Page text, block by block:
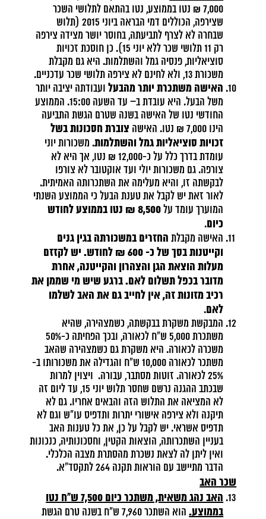
7,000 ₪ נטו בממוצע, נטו בהתאם לתלושי השכר
שצירפה, הכוללים דמי הבראה ביוני 2015 (תלוש
שבחרה לא לצרף לתביעתה, בחוסר יושר מצידה צירפה
רק 11 תלושי שכר ללא יוני 15). כן חוסכת זכויות
סוציאליות, פנסיה גמל והשתלמות. היא גם מקבלת
משכורת 13, ולא לחינם לא צירפה תלושי שכר עדכניים.
האישה משתכרת יותר מהבעלועבודתה יציבה יותר
משל הבעל. היא עובדת ב– עד השעה 15:00. הממוצע
החודשי נטו של האישה בשנה שטרם הגשת התביעה
הינו 7,000 ₪ נטו. האישה
צוברת חסכונות בשל
זכויות סוציאליות גמל והשתלמות. משכורות יוני
עומדת בדרך כלל על כ-12,000 ₪ נטו, אך היא לא
צורפה. גם משכורות יולי ועד אוקטובר לא צורפו
לבקשתה זו, והיא מעלימה את השתכרותה האמיתית.
לאור זאת יש לקבל את טענת הבעל כי הממוצע השנתי
המוערך עומד על
8,500 ₪ נטו בממוצע לחודש
כיום.
האישה מקבלת החזרים במשכורתה בגין גנים
וקייטנות בסך של כ- 600 ₪ לחודש. יש לקזזם
מעלות הוצאת הגן והצהרון והקייטנה, אחרת
מדובר בכפל תשלום לאם. ברגע שיש מי שממן את
רכיב מזונות זה, אין לחייב גם את האב לשלמו
לאם.
המבקשת משקרת בבקשתה, כשמצהירה, שהיא
משתכרת 5,000 ש"ח לכאורה, ובכך הפחיתה כ-50%
משכרה לכאורה. היא משקרת גם כשמצהירה שהאב
משתכר לכאורה 10,000 ש"ח והגדילה את משכורותו ב-
25% לכאורה. זוטות מסתבר, עבורה. ויצוין למרות
שבכתב ההגנה נרשם שחסר תלוש יוני 15, עד ליום זה
לא המציאה את התלוש הזה והבאים אחריו. גם לא
תיקנה ולא צירפה אישורי יתרות ותדפיס עו"ש וגם לא
תדפיס אשראי. יש לקבל על כן, את כל טענות האב
בעניין השתכרותה, הוצאות הקטין, וחסכונותיה, כנכונות
ואין ליתן לה לצאת נשכרת מהסתרת מצבה הכלכלי.
הדבר מתיישב עם הוראות תקנה 264 לתקסד"א.
שכר האב
האב נהג משאית, משתכר כיום 7,500 ש"ח נטו
בממוצע.
הוא השתכר 7,960 ש"ח בשנה טרם הגשת